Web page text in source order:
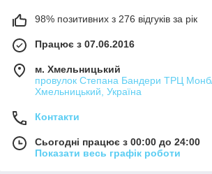
98% позитивних з 276 відгуків за рік
Працює з 07.06.2016
м. Хмельницький
провулок Степана Бандери ТРЦ
Хмельницький, Україна
Контакти
Сьогодні працює з 00:00 до 24:00
Показати весь графік роботи